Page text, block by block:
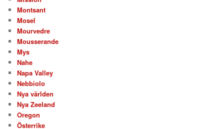
Montsant
Mosel
Mourvedre
Mousserande
Mys
Nahe
Napa Valley
Nebbiolo
Nya världen
Nya Zeeland
Oregon
Österrike